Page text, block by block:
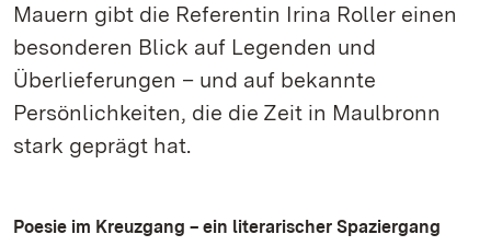
Mauern gibt die Referentin Irina Roller einen
besonderen Blick auf Legenden und
Überlieferungen – und auf bekannte
Persönlichkeiten, die die Zeit in Maulbronn
stark geprägt hat.
Poesie im Kreuzgang – ein literarischer Spaziergang